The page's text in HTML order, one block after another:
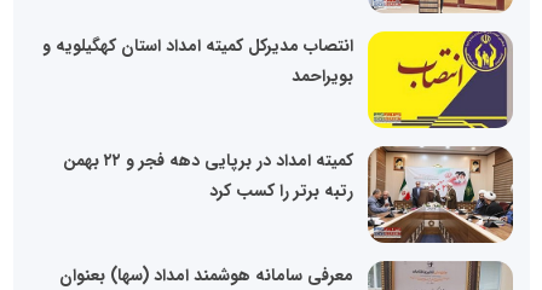
انتصاب مدیرکل کمیته امداد استان کهگیلویه و
بویراحمد
کمیته امداد در برپایی دهه فجر و ۲۲ بهمن
رتبه برتر را کسب کرد
معرفی سامانه هوشمند امداد (سها) بعنوان